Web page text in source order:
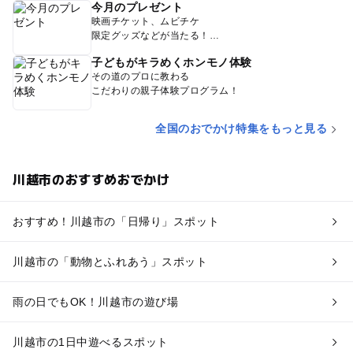
今月のプレゼント
映画チケット、ムビチケ
限定グッズなどが当たる！
子どもがキラめくホンモノ体験
その道のプロに教わる
こだわりの親子体験プログラム！
全国のおでかけ特集をもっと見る
川越市のおすすめおでかけ
おすすめ！川越市の「日帰り」スポット
川越市の「動物とふれあう」スポット
雨の日でもOK！川越市の遊び場
川越市の1日中遊べるスポット